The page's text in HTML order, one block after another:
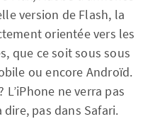
version de Flash, la
orientée vers les
que ce soit sous sous
ou encore Androïd.
L’iPhone ne verra pas
pas dans Safari.